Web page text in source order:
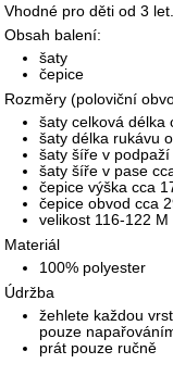
Vhodné pro děti od 3 let.
Obsah balení:
šaty
čepice
Rozměry (poloviční
šaty celková délka
šaty délka rukávu
šaty šíře v
šaty šíře v pase
čepice výška cca
čepice obvod cca
velikost 116-122
Materiál
100% polyester
Údržba
žehlete každou
pouze
prát pouze ručně